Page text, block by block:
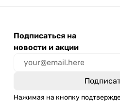
Подписаться на
новости и акции
Нажимая на кнопку